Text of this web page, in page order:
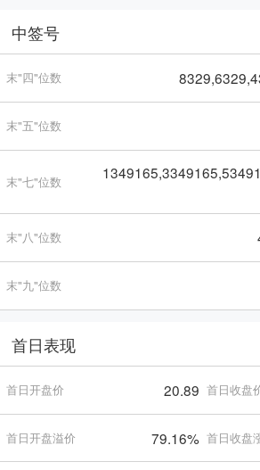
中签号
末"四"位数
末"五"位数
末"七"位数
末"八"位数
末"九"位数
首日表现
首日开盘价 20.89 首日收盘
首日开盘溢价 79.16% 首日收盘